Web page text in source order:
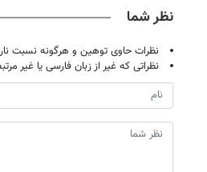
نظر شما
نظرات حاوی توهین و هرگونه نسبت
نظراتی که غیر از زبان فارسی یا غیر